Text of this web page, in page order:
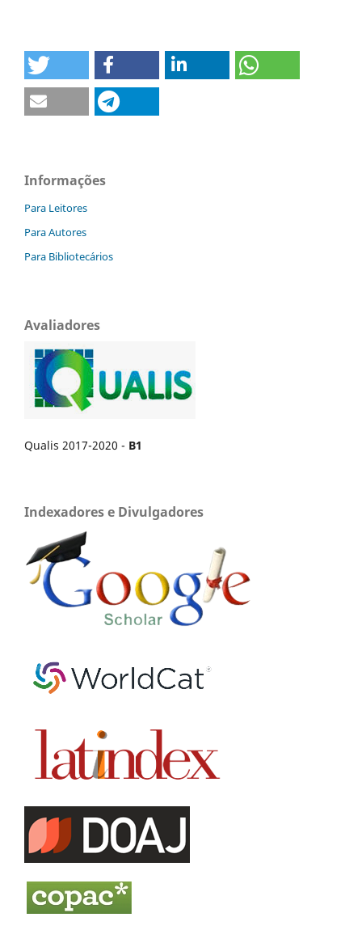
Informações
Para Leitores
Para Autores
Para Bibliotecários
Avaliadores
Qualis 2017-2020 - B1
Indexadores e Divulgadores